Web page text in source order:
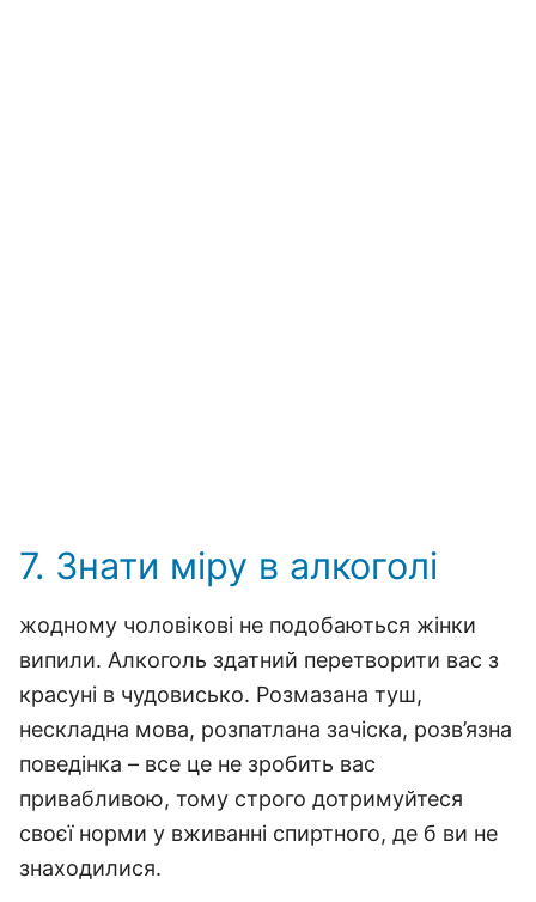
7. Знати міру в алкоголі
жодному чоловікові не подобаються жінки
випили. Алкоголь здатний перетворити вас з
красуні в чудовисько. Розмазана туш,
нескладна мова, розпатлана зачіска, розв’язна
поведінка – все це не зробить вас
привабливою, тому строго дотримуйтеся
своєї норми у вживанні спиртного, де б ви не
знаходилися.